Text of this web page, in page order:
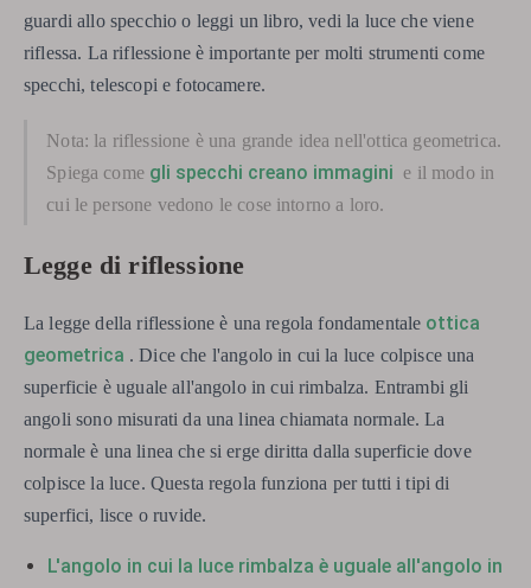
guardi allo specchio o leggi un libro, vedi la luce che viene
riflessa. La riflessione è importante per molti strumenti come
specchi, telescopi e fotocamere.
Nota: la riflessione è una grande idea nell'ottica geometrica.
Spiega come gli specchi creano immagini e il modo in
cui le persone vedono le cose intorno a loro.
Legge di riflessione
La legge della riflessione è una regola fondamentale ottica
geometrica . Dice che l'angolo in cui la luce colpisce una
superficie è uguale all'angolo in cui rimbalza. Entrambi gli
angoli sono misurati da una linea chiamata normale. La
normale è una linea che si erge diritta dalla superficie dove
colpisce la luce. Questa regola funziona per tutti i tipi di
superfici, lisce o ruvide.
L'angolo in cui la luce rimbalza è uguale all'angolo in